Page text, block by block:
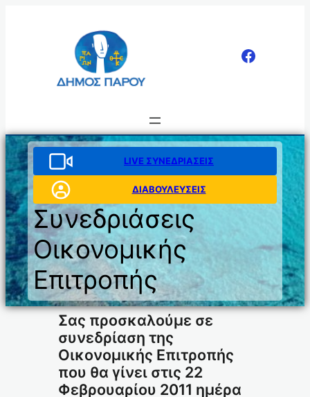
LIVE ΣΥΝΕΔΡΙΑΣΕΙΣ
ΔΙΑΒΟΥΛΕΥΣΕΙΣ
Συνεδριάσεις
Οικονομικής
Επιτροπής
Σας προσκαλούμε σε
συνεδρίαση της
Οικονομικής Επιτροπής
που θα γίνει στις 22
Φεβρουαρίου 2011 ημέρα